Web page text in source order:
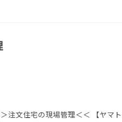
文住宅の現場管理＜＜ 【ヤマト